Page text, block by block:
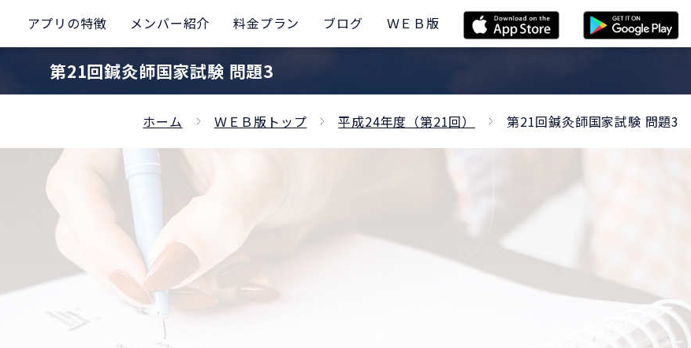
アプリの特徴 メンバー紹介 料金プラン ブログ ＷＥＢ版
第21回鍼灸師国家試験 問題3
ホーム ＷＥＢ版トップ 平成24年度（第21回） 第21回鍼灸師国家試験 問題3